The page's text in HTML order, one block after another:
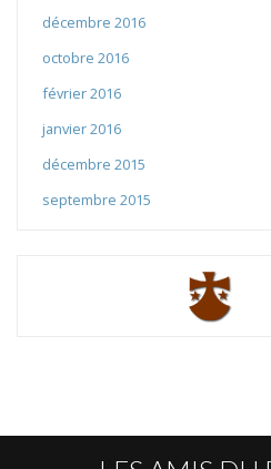
décembre 2016
octobre 2016
février 2016
janvier 2016
décembre 2015
septembre 2015